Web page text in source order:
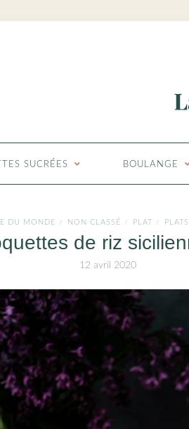
SUCRÉES BOULANGE
DU MONDE / NON CLASSÉ / PLAT / PLATS
de riz
12 avril 2020